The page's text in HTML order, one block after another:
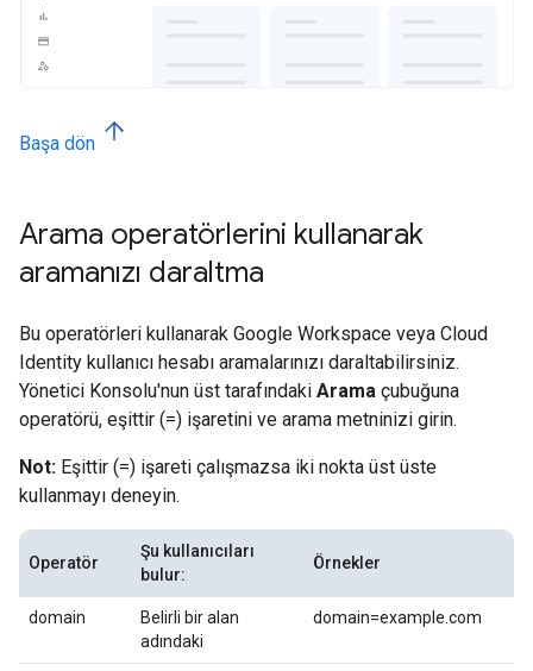
Başa dön
Arama operatörlerini kullanarak
aramanızı daraltma
Bu operatörleri kullanarak Google Workspace veya Cloud
Identity kullanıcı hesabı aramalarınızı daraltabilirsiniz.
Yönetici Konsolu'nun üst tarafındaki Arama çubuğuna
operatörü, eşittir (=) işaretini ve arama metninizi girin.
Not: Eşittir (=) işareti çalışmazsa iki nokta üst üste
kullanmayı deneyin.
Operatör
Şu kullanıcıları
bulur:
Örnekler
domain
Belirli bir alan
adındaki
domain=example.com